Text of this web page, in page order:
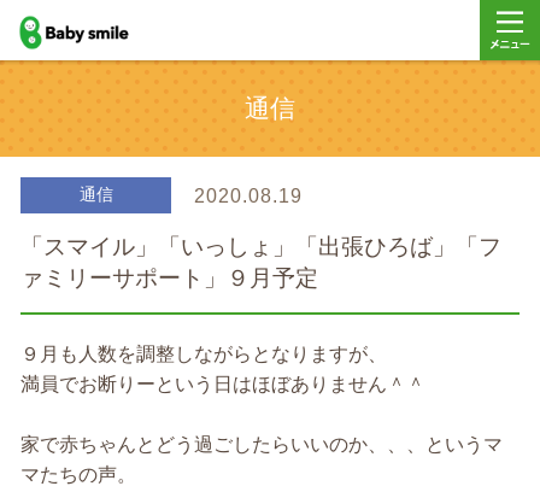
baby smile
通信
通信 2020.08.19
「スマイル」「いっしょ」「出張ひろば」「フ
ァミリーサポート」９月予定
９月も人数を調整しながらとなりますが、
満員でお断りーという日はほぼありません＾＾
家で赤ちゃんとどう過ごしたらいいのか、、、というマ
マたちの声。